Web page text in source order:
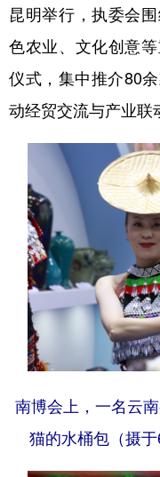
昆明举行，执委会
色农业、文化创意
仪式，集中推介80
动经贸交流与产业联
南博会上，一名云
猫的水桶包（摄